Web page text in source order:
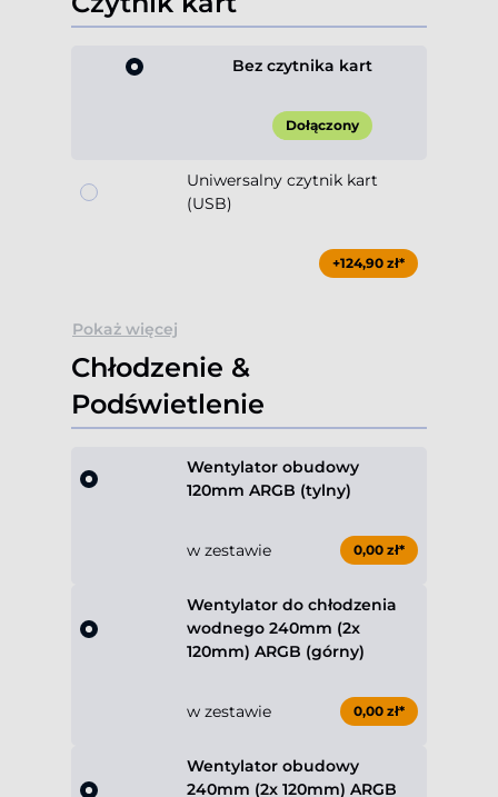
Bez czytnika kart
Dołączony
Uniwersalny czytnik kart
(USB)
+124,90 zł*
Pokaż więcej
Chłodzenie &
Podświetlenie
Wentylator obudowy
120mm ARGB (tylny)
w zestawie 0,00 zł*
Wentylator do chłodzenia
wodnego 240mm (2x
120mm) ARGB (górny)
w zestawie 0,00 zł*
Wentylator obudowy
240mm (2x 120mm) ARGB